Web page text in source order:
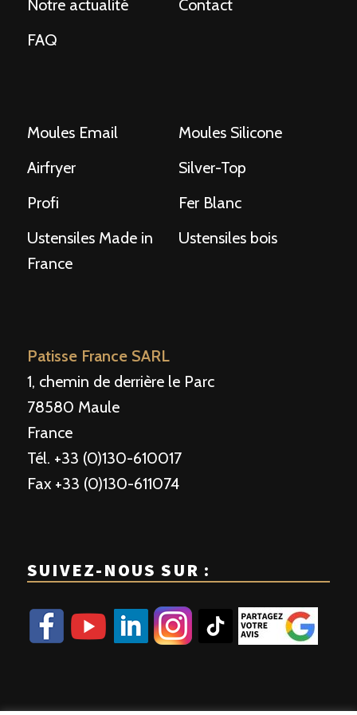
Notre actualité
Contact
FAQ
Moules Email
Moules Silicone
Airfryer
Silver-Top
Profi
Fer Blanc
Ustensiles Made in
France
Ustensiles bois
Patisse France SARL
1, chemin de derrière le Parc
78580 Maule
France
Tél. +33 (0)130-610017
Fax +33 (0)130-611074
SUIVEZ-NOUS SUR :